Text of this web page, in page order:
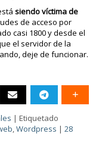
siendo víctima de
de acceso por
casi 1800 y desde el
el servidor de la
deje de funcionar.
|Etiquetado
,Wordpress |28